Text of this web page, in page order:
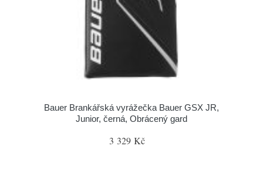
Bauer Brankářská vyrážečka Bauer GSX JR,
Junior, černá, Obrácený gard
3 329 Kč